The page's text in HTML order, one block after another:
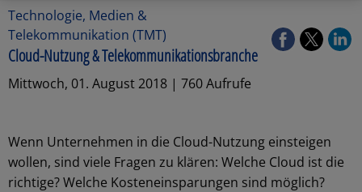
Technologie, Medien &
Telekommunikation (TMT)
Cloud-Nutzung & Telekommunikationsbranche
Mittwoch, 01. August 2018 | 760 Aufrufe
Wenn Unternehmen in die Cloud-Nutzung einsteigen
wollen, sind viele Fragen zu klären: Welche Cloud ist die
richtige? Welche Kosteneinsparungen sind möglich?